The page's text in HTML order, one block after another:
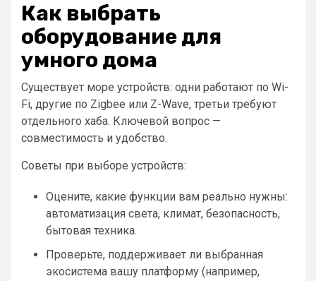
Как выбрать
оборудование для
умного дома
Существует море устройств: одни работают по Wi-
Fi, другие по Zigbee или Z-Wave, третьи требуют
отдельного хаба. Ключевой вопрос —
совместимость и удобство.
Советы при выборе устройств:
Оцените, какие функции вам реально нужны:
автоматизация света, климат, безопасность,
бытовая техника.
Проверьте, поддерживает ли выбранная
экосистема вашу платформу (например,